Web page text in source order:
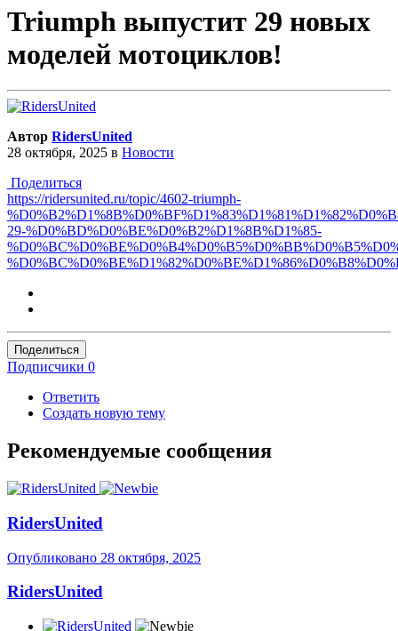
Triumph выпустит 29 новых
моделей мотоциклов!
Автор RidersUnited
28 октября, 2025 в Новости
Поделиться
https://ridersunited.ru/topic/4602-triumph-
29-%D0%BD%D0%BE%D0%B2%D1%8B%D1%85-
Поделиться
Подписчики 0
Ответить
Создать новую тему
Рекомендуемые сообщения
RidersUnited
Опубликовано 28 октября, 2025
RidersUnited